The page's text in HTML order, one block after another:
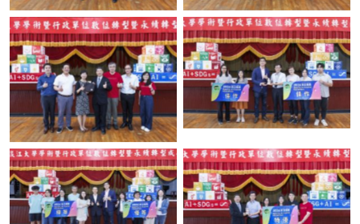
No Caption No Caption
No Caption No Caption